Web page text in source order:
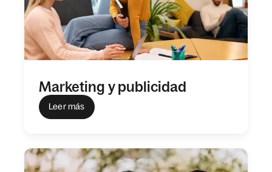
Marketing y publicidad
Leer más